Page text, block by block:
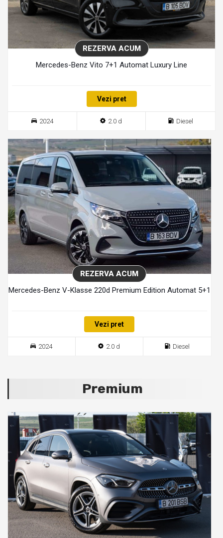
REZERVA ACUM
Mercedes-Benz Vito 7+1 Automat Luxury Line
Vezi pret
2024 2.0 d Diesel
REZERVA ACUM
Mercedes-Benz V-Klasse 220d Premium Edition Automat 5+1
Vezi pret
2024 2.0 d Diesel
Premium